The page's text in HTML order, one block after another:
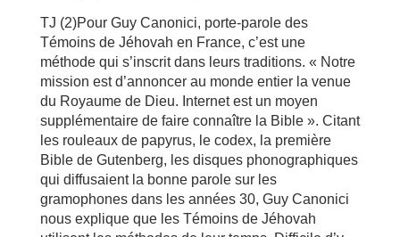
TJ (2)Pour Guy Canonici, porte-parole des
Témoins de Jéhovah en France, c’est une
méthode qui s’inscrit dans leurs traditions. « Notre
mission est d’annoncer au monde entier la venue
du Royaume de Dieu. Internet est un moyen
supplémentaire de faire connaître la Bible ». Citant
les rouleaux de papyrus, le codex, la première
Bible de Gutenberg, les disques phonographiques
qui diffusaient la bonne parole sur les
gramophones dans les années 30, Guy Canonici
nous explique que les Témoins de Jéhovah